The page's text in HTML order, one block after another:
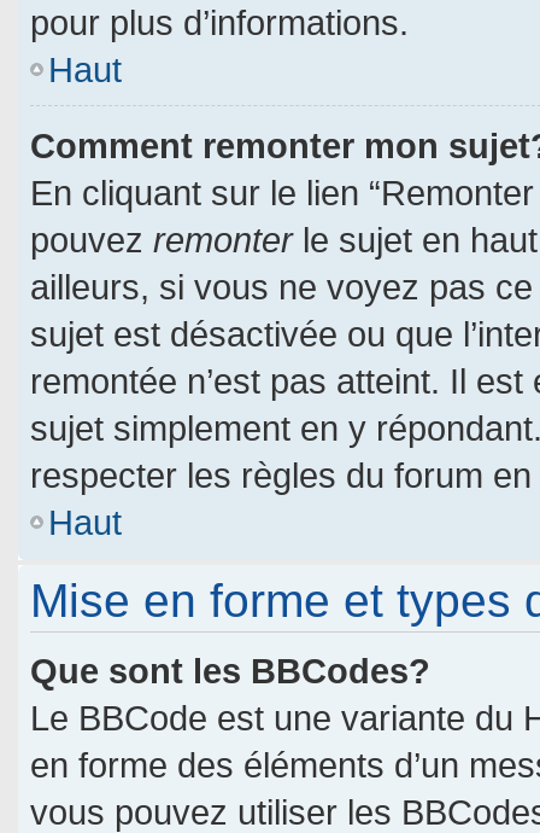
pour plus d’informations.
Haut
Comment remonter mon
En cliquant sur le lien
pouvez remonterle sujet en
ailleurs, si vous ne voyez pas
sujet est désactivée ou que
remontée n’est pas atteint. Il
sujet simplement en y
respecter les règles du forum
Haut
Mise en forme et types
Que sont les BBCodes?
Le BBCode est une variante du
en forme des éléments d’un
vous pouvez utiliser les